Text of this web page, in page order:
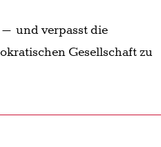
und verpasst die
Gesellschaft zu